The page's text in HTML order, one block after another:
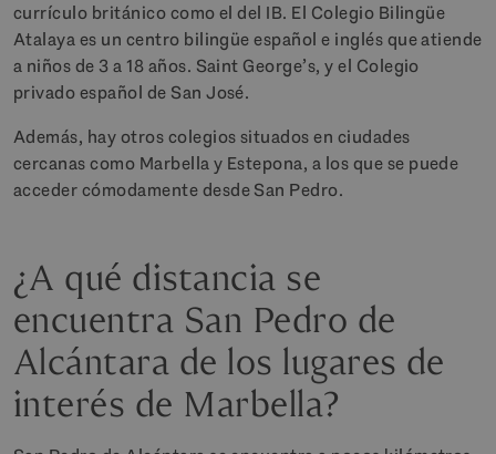
currículo británico como el del IB. El Colegio Bilingüe
Atalaya es un centro bilingüe español e inglés que atiende
a niños de 3 a 18 años. Saint George’s, y el Colegio
privado español de San José.
Además, hay otros colegios situados en ciudades
cercanas como Marbella y Estepona, a los que se puede
acceder cómodamente desde San Pedro.
¿A qué distancia se
encuentra San Pedro de
Alcántara de los lugares de
interés de Marbella?